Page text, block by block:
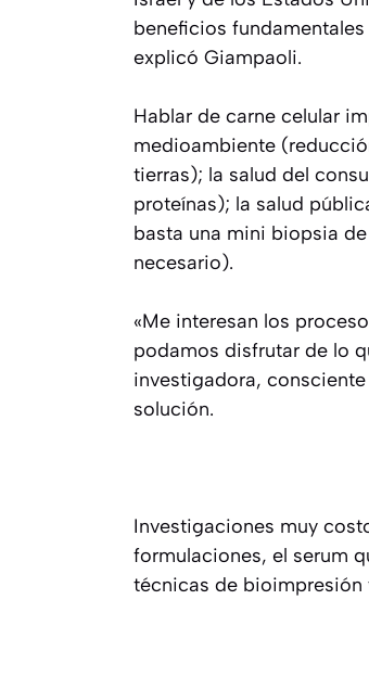
beneficios
explicó Giampaoli.
Hablar de carne celular
medioambiente
tierras); la salud del
proteínas); la salud
basta una mini biopsia
necesario).
«Me interesan los
podamos disfrutar de lo
investigadora,
solución.
Investigaciones muy
formulaciones, el serum
técnicas de bioimpresión